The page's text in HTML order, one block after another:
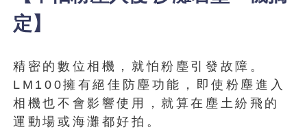
定】
精密的數位相機，就怕粉塵引發故障。
LM100擁有絕佳防塵功能，即使粉塵進入
相機也不會影響使用，就算在塵土紛飛的
運動場或海灘都好拍。